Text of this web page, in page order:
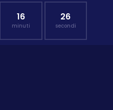
16
minuti
25
secondi